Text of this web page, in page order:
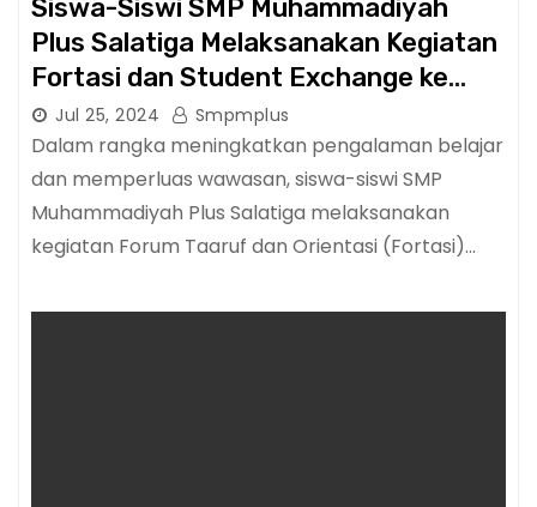
Siswa-Siswi SMP Muhammadiyah
Plus Salatiga Melaksanakan Kegiatan
Fortasi dan Student Exchange ke
Surabaya – Malang
Jul 25, 2024 Smpmplus
Dalam rangka meningkatkan pengalaman belajar
dan memperluas wawasan, siswa-siswi SMP
Muhammadiyah Plus Salatiga melaksanakan
kegiatan Forum Taaruf dan Orientasi (Fortasi)…